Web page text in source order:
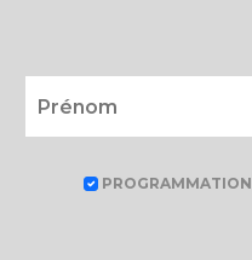
PROGRAMMATION